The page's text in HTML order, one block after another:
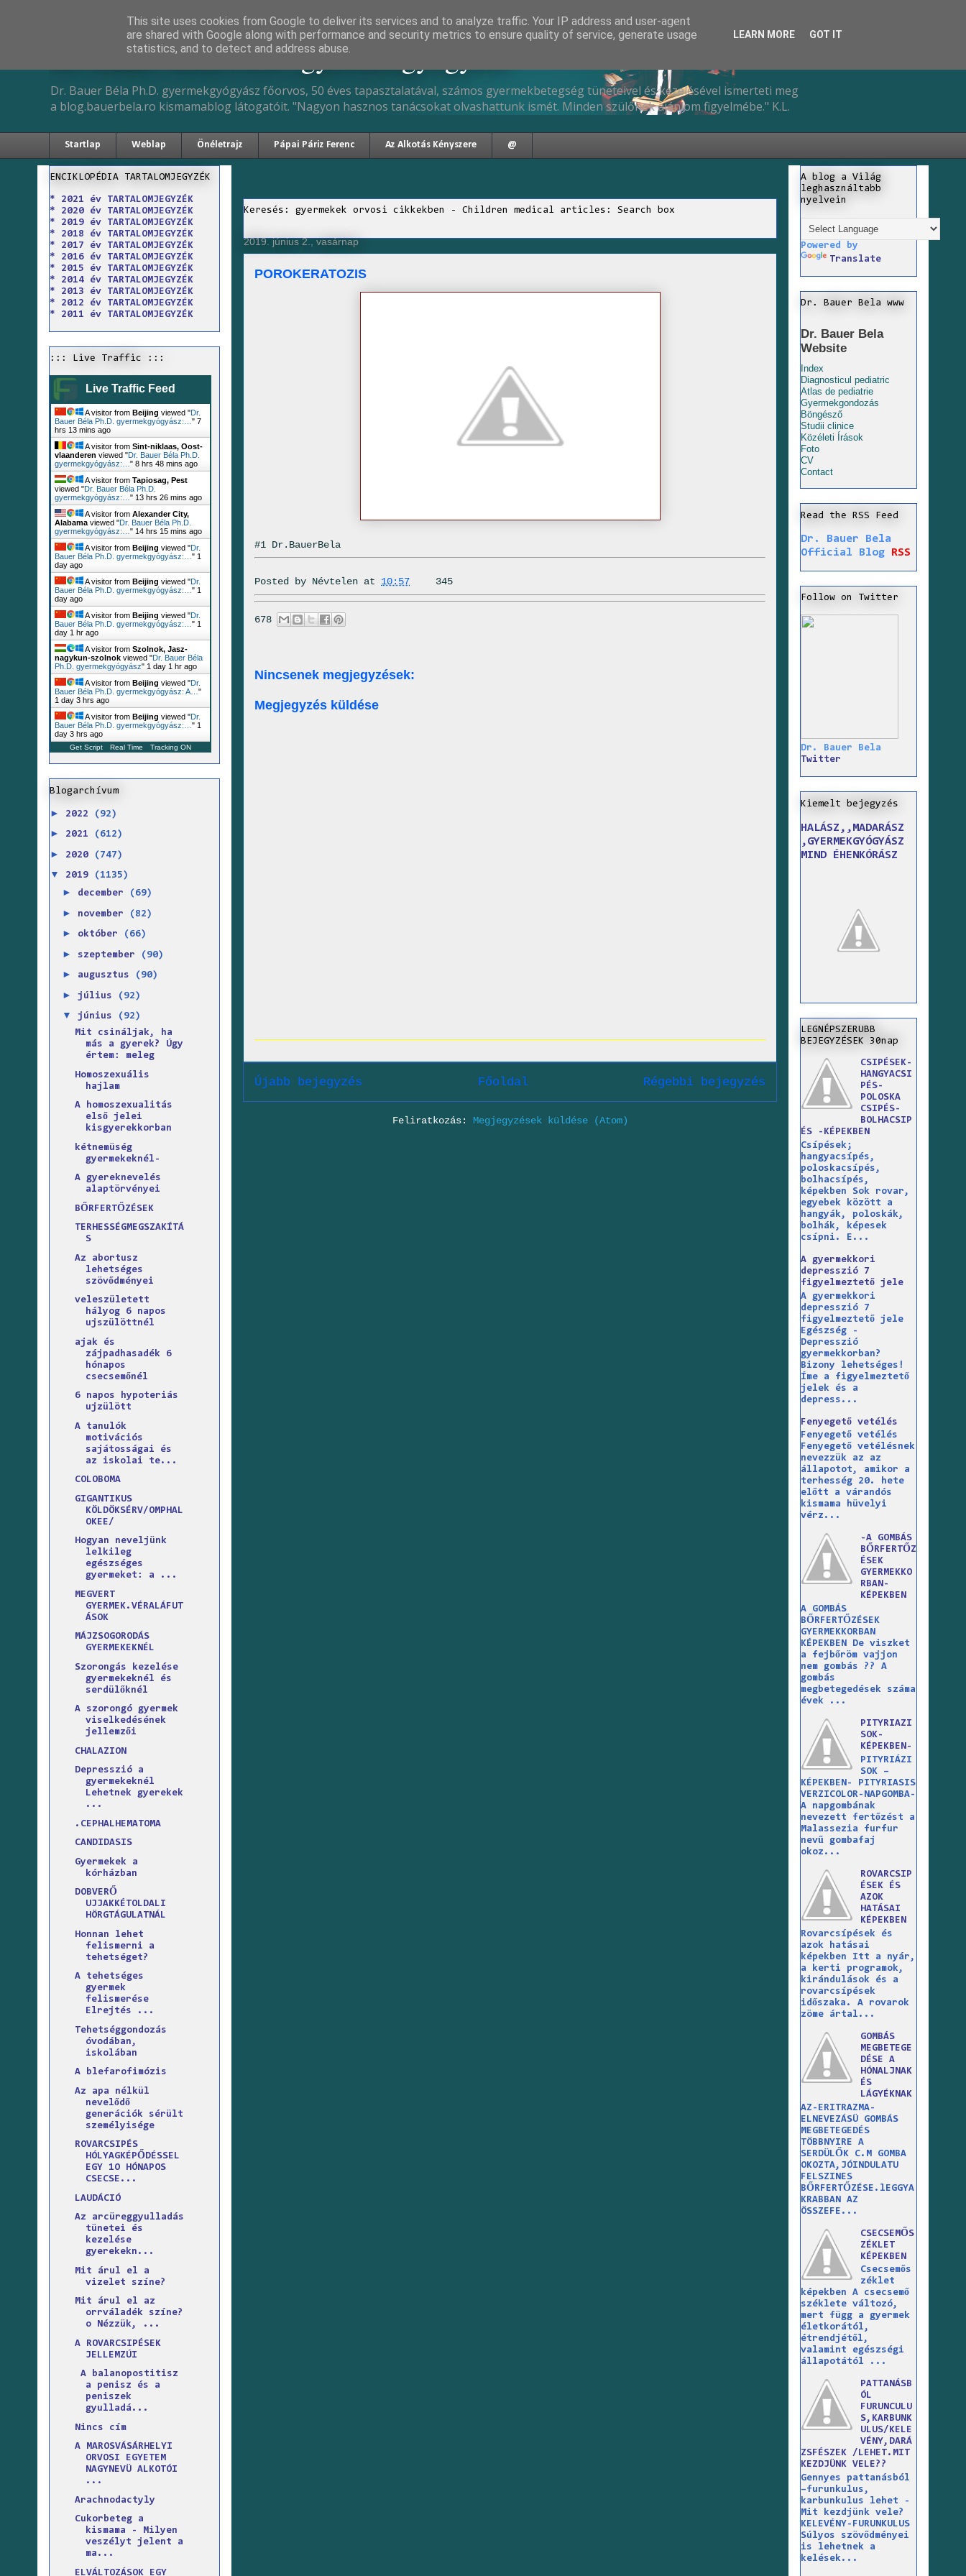
Dr. Bauer Béla Ph.D. gyermekgyógyász
Dr. Bauer Béla Ph.D. gyermekgyógyász főorvos, 50 éves tapasztalatával, számos gyermekbetegség tüneteivel és kezelésével ismerteti meg
a blog.bauerbela.ro kismamablog látogatóit. "Nagyon hasznos tanácsokat olvashattunk ismét. Minden szülőnek ajánlom figyelmébe." K.L.
Startlap Weblap Önéletrajz Pápai Páriz Ferenc Az Alkotás Kényszere @
Keresés: gyermekek orvosi cikkekben - Children medical articles: Search box
2019. június 2., vasárnap
POROKERATOZIS
#1 Dr.BauerBela
Posted by Névtelen at 10:57 345
678
Nincsenek megjegyzések:
Megjegyzés küldése
Újabb bejegyzés Régebbi bejegyzés
Főoldal
Feliratkozás: Megjegyzések küldése (Atom)
ENCIKLOPÉDIA TARTALOMJEGYZÉK
* 2021 év TARTALOMJEGYZÉK
* 2020 év TARTALOMJEGYZÉK
* 2019 év TARTALOMJEGYZÉK
* 2018 év TARTALOMJEGYZÉK
* 2017 év TARTALOMJEGYZÉK
* 2016 év TARTALOMJEGYZÉK
* 2015 év TARTALOMJEGYZÉK
* 2014 év TARTALOMJEGYZÉK
* 2013 év TARTALOMJEGYZÉK
* 2012 év TARTALOMJEGYZÉK
* 2011 év TARTALOMJEGYZÉK
::: Live Traffic :::
Live Traffic Feed
A visitor from Beijing viewed "Dr.
Bauer Béla Ph.D. gyermekgyógyász:… " 7
hrs 13 mins ago
A visitor from Sint-niklaas, Oost-
vlaanderen viewed "Dr. Bauer Béla Ph.D.
gyermekgyógyász:… " 8 hrs 48 mins ago
A visitor from Tapiosag, Pest
viewed "Dr. Bauer Béla Ph.D.
gyermekgyógyász:… " 13 hrs 26 mins ago
A visitor from Alexander City,
Alabama viewed "Dr. Bauer Béla Ph.D.
gyermekgyógyász:… " 14 hrs 15 mins ago
A visitor from Beijing viewed "Dr.
Bauer Béla Ph.D. gyermekgyógyász:… " 1
day ago
A visitor from Beijing viewed "Dr.
Bauer Béla Ph.D. gyermekgyógyász:… " 1
day ago
A visitor from Beijing viewed "Dr.
Bauer Béla Ph.D. gyermekgyógyász:… " 1
day 1 hr ago
A visitor from Szolnok, Jasz-
nagykun-szolnok viewed "Dr. Bauer Béla
Ph.D. gyermekgyógyász" 1 day 1 hr ago
A visitor from Beijing viewed "Dr.
Bauer Béla Ph.D. gyermekgyógyász: A… "
1 day 3 hrs ago
A visitor from Beijing viewed "Dr.
Bauer Béla Ph.D. gyermekgyógyász:… " 1
day 3 hrs ago
Get Script Real Time Tracking ON
Blogarchívum
► 2022 (92)
► 2021 (612)
► 2020 (747)
▼ 2019 (1135)
► december (69)
► november (82)
► október (66)
► szeptember (90)
► augusztus (90)
► július (92)
▼ június
(92)
Mit csináljak, ha
más a gyerek? Úgy
értem: meleg
Homoszexuális
hajlam
A homoszexualitás
első jelei
kisgyerekkorban
kétnemüség
gyermekeknél-
A gyereknevelés
alaptörvényei
BŐRFERTŐZÉSEK
TERHESSÉGMEGSZAKÍTÁ
S
Az abortusz
lehetséges
szövődményei
veleszületett
hályog 6 napos
ujszülöttnél
ajak és
zájpadhasadék 6
hónapos
csecsemőnél
6 napos hypoteriás
ujzülött
A tanulók
motivációs
sajátosságai és
az iskolai te...
COLOBOMA
GIGANTIKUS
KÖLDÖKSÉRV/OMPHAL
OKEE/
Hogyan neveljünk
lelkileg
egészséges
gyermeket: a ...
MEGVERT
GYERMEK.VÉRALÁFUT
ÁSOK
MÁJZSOGORODÁS
GYERMEKEKNÉL
Szorongás kezelése
gyermekeknél és
serdülőknél
A szorongó gyermek
viselkedésének
jellemzői
CHALAZION
Depresszió a
gyermekeknél
Lehetnek gyerekek
...
.CEPHALHEMATOMA
CANDIDASIS
Gyermekek a
kórházban
DOBVERŐ
UJJAKKÉTOLDALI
HÖRGTÁGULATNÁL
Honnan lehet
felismerni a
tehetséget?
A tehetséges
gyermek
felismerése
Elrejtés ...
Tehetséggondozás
óvodában,
iskolában
A blefarofimózis
Az apa nélkül
nevelődő
generációk sérült
személyisége
ROVARCSIPÉS
HÓLYAGKÉPŐDÉSSEL
EGY 1O HÓNAPOS
CSECSE...
LAUDÁCIÓ
Az arcüreggyulladás
tünetei és
kezelése
gyerekekn...
Mit árul el a
vizelet színe?
Mit árul el az
orrváladék színe?
o Nézzük, ...
A ROVARCSIPÉSEK
JELLEMZÚI
A balanopostitisz
a penisz és a
peniszek
gyulladá...
Nincs cím
A MAROSVÁSÁRHELYI
ORVOSI EGYETEM
NAGYNEVÜ ALKOTÓI
...
Arachnodactyly
Cukorbeteg a
kismama - Milyen
veszélyt jelent a
ma...
ELVÁLTOZÁSOK EGY
A blog a Világ
leghasználtabb
nyelvein
Powered by
Translate
Dr. Bauer Bela www
Dr. Bauer Bela
Website
Index
Diagnosticul pediatric
Atlas de pediatrie
Gyermekgondozás
Böngésző
Studii clinice
Közéleti Írások
Foto
CV
Contact
Read the RSS Feed
Dr. Bauer Bela
Official Blog
RSS
Follow on Twitter
Dr. Bauer Bela
Twitter
Kiemelt bejegyzés
HALÁSZ,,MADARÁSZ
,GYERMEKGYÓGYÁSZ
MIND ÉHENKÓRÁSZ
LEGNÉPSZERUBB
BEJEGYZÉSEK 30nap
CSIPÉSEK-
HANGYACSI
PÉS-
POLOSKA
CSIPÉS-
BOLHACSIP
ÉS -KÉPEKBEN
Csípések;
hangyacsípés,
poloskacsípés,
bolhacsípés,
képekben Sok rovar,
egyebek között a
hangyák, poloskák,
bolhák, képesek
csípni. E...
A gyermekkori
depresszió 7
figyelmeztető jele
A gyermekkori
depresszió 7
figyelmeztető jele
Egészség -
Depresszió
gyermekkorban?
Bizony lehetséges!
Íme a figyelmeztető
jelek és a
depress...
Fenyegető vetélés
Fenyegető vetélés
Fenyegető vetélésnek
nevezzük az az
állapotot, amikor a
terhesség 20. hete
előtt a várandós
kismama hüvelyi
vérz...
-A GOMBÁS
BŐRFERTŐZ
ÉSEK
GYERMEKKO
RBAN-
KÉPEKBEN
A GOMBÁS
BŐRFERTŐZÉSEK
GYERMEKKORBAN
KÉPEKBEN De viszket
a fejbőröm vajjon
nem gombás ?? A
gombás
megbetegedések száma
évek ...
PITYRIAZI
SOK-
KÉPEKBEN-
PITYRIÁZI
SOK –
KÉPEKBEN- PITYRIASIS
VERZICOLOR-NAPGOMBA-
A napgombának
nevezett fertőzést a
Malassezia furfur
nevű gombafaj
okoz...
ROVARCSIP
ÉSEK ÉS
AZOK
HATÁSAI
KÉPEKBEN
Rovarcsípések és
azok hatásai
képekben Itt a nyár,
a kerti programok,
kirándulások és a
rovarcsípések
időszaka. A rovarok
zöme ártal...
GOMBÁS
MEGBETEGE
DÉSE A
HÓNALJNAK
ÉS
LÁGYÉKNAK
AZ-ERITRAZMA-
ELNEVEZÁSÜ GOMBÁS
MEGBETEGEDÉS
TÖBBNYIRE A
SERDÜLŐK C.M GOMBA
OKOZTA,JÓINDULATU
FELSZINES
BŐRFERTŐZÉSE.lEGGYA
KRABBAN AZ
ÖSSZEFE...
CSECSEMŐS
ZÉKLET
KÉPEKBEN
Csecsemős
zéklet
képekben A csecsemő
széklete változó,
mert függ a gyermek
életkorától,
étrendjétől,
valamint egészségi
állapotától ...
PATTANÁSB
ÓL
FURUNCULU
S,KARBUNK
ULUS/KELE
VÉNY,DARÁ
ZSFÉSZEK /LEHET.MIT
KEZDJÜNK VELE??
Gennyes pattanásból
–furunkulus,
karbunkulus lehet -
Mit kezdjünk vele?
KELEVÉNY-FURUNKULUS
Súlyos szövődményei
is lehetnek a
kelések...
This site uses cookies from Google to deliver its services and to analyze traffic. Your IP address and user-agent
are shared with Google along with performance and security metrics to ensure quality of service, generate usage
statistics, and to detect and address abuse.
LEARN MORE GOT IT